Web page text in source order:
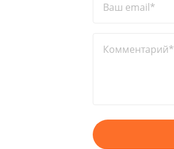
Ваш email*
Комментарий*